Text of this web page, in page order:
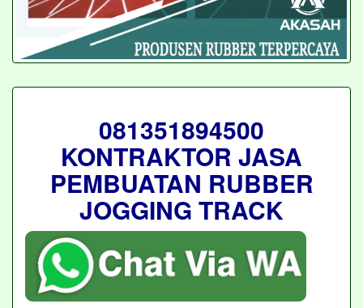
081351894500
KONTRAKTOR JASA
PEMBUATAN RUBBER
JOGGING TRACK